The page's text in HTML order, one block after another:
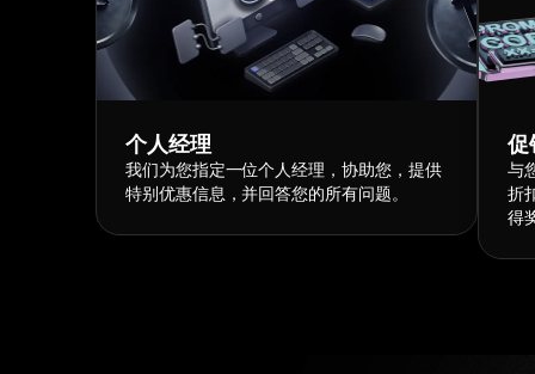
个人经理
我们为您指定一位个人经理，协助您，提供
特别优惠信息，并回答您的所有问题。
促
与
折
得